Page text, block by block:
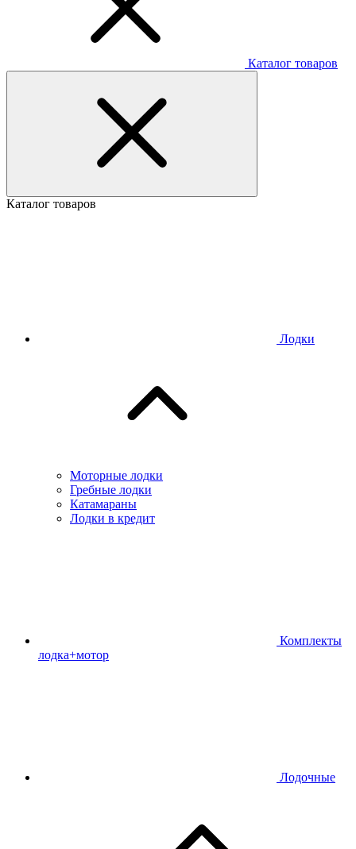
Каталог товаров
Каталог товаров
Лодки
Моторные лодки
Гребные лодки
Катамараны
Лодки в кредит
Комплекты
лодка+мотор
Лодочные